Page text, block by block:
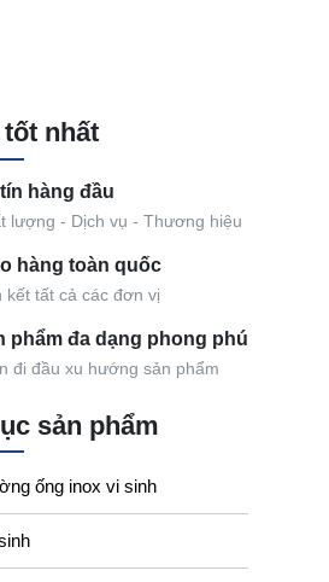
nhất
hàng đầu
lượng - Dịch vụ - Thương hiệu
hàng toàn quốc
kết tất cả các đơn vị
phẩm đa dạng phong phú
đi đầu xu hướng sản phẩm
sản phẩm
ống inox vi sinh